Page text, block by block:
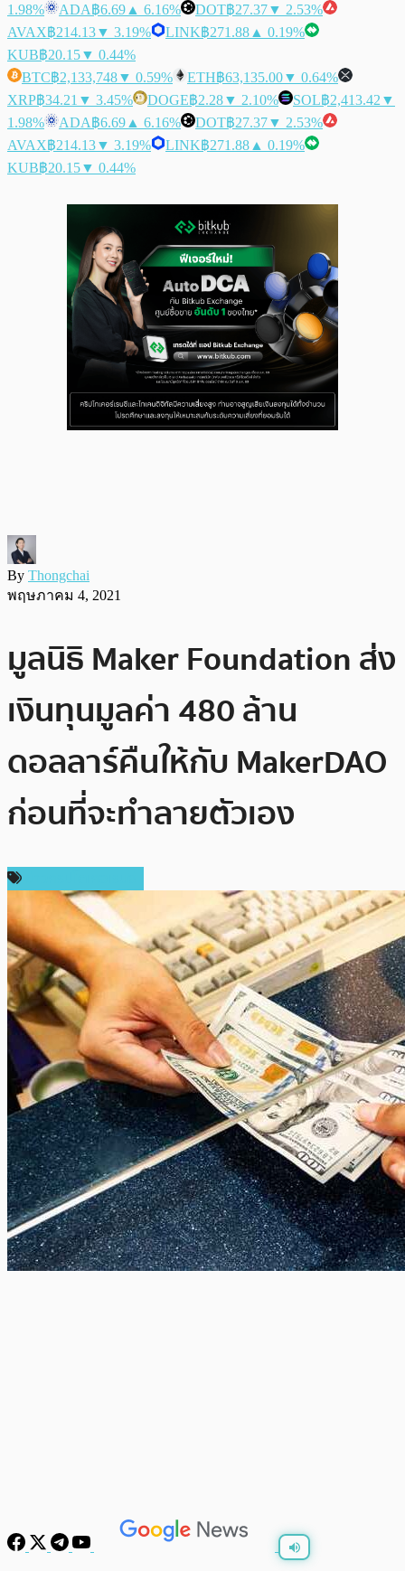
1.98%
ADA฿6.69 ▲ 6.16% DOT฿27.37▼ 2.53%
AVAX฿214.13▼ 3.19% LINK฿271.88 ▲ 0.19%
KUB฿20.15▼ 0.44%
BTC฿2,133,748▼ 0.59% ETH฿63,135.00▼ 0.64%
XRP฿34.21 ▼ 3.45% DOGE฿2.28▼ 2.10% SOL฿2,413.42 ▼
1.98%
ADA฿6.69 ▲ 6.16% DOT฿27.37▼ 2.53%
AVAX฿214.13▼ 3.19% LINK฿271.88 ▲ 0.19%
KUB฿20.15▼ 0.44%
By Thongchai
พฤษภาคม 4, 2021
มูลนิธิ Maker Foundation ส่ง
เงินทุนมูลค่า 480 ล้าน
ดอลลาร์คืนให้กับ MakerDAO
ก่อนที่จะทำลายตัวเอง